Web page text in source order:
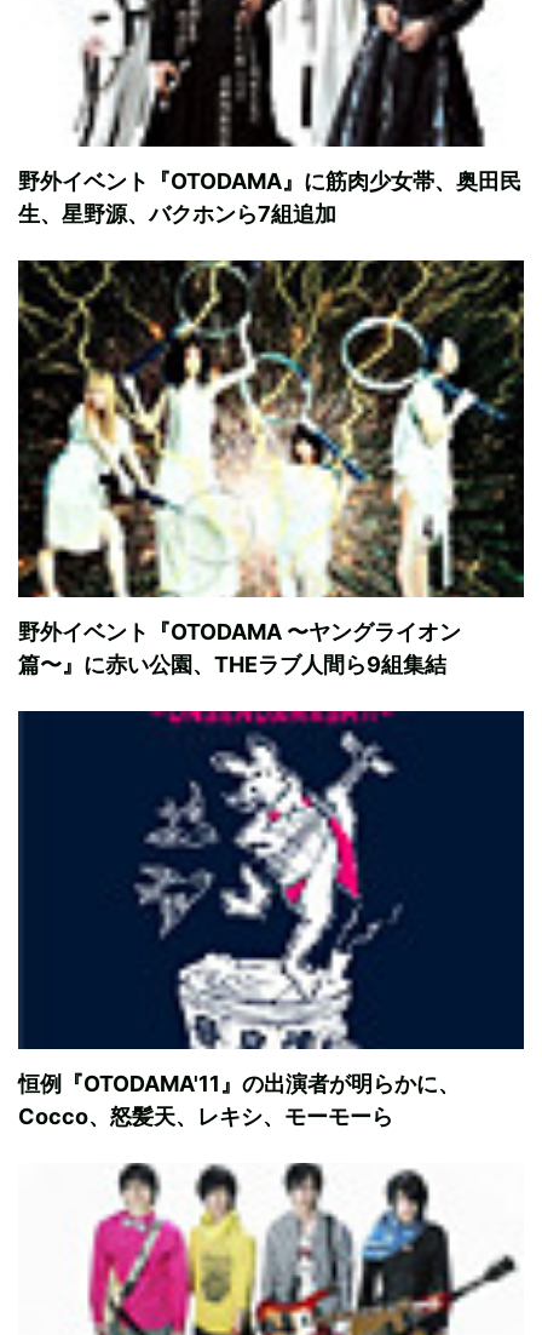
野外イベント『OTODAMA』に筋肉少女帯、奥田民
生、星野源、バクホンら7組追加
野外イベント『OTODAMA 〜ヤングライオン
篇〜』に赤い公園、THEラブ人間ら9組集結
恒例『OTODAMA'11』の出演者が明らかに、
Cocco、怒髪天、レキシ、モーモーら